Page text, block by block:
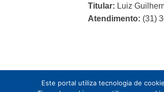
Titular: Luiz
Atendimento: (31)
Este portal utiliza tecnologia de